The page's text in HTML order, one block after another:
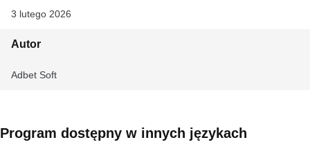
3 lutego 2026
Autor
Adbet Soft
Program dostępny w innych językach